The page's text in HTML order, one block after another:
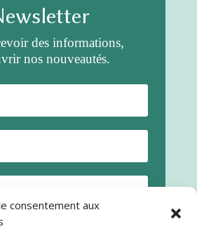
consentement aux
des informations,
nos nouveautés.